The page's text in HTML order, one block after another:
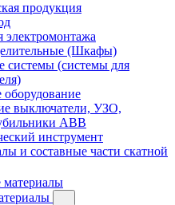
продукция
(Шкафы)
системы (системы для
оборудование
выключатели, УЗО,
ABB
инструмент
и составные части скатной